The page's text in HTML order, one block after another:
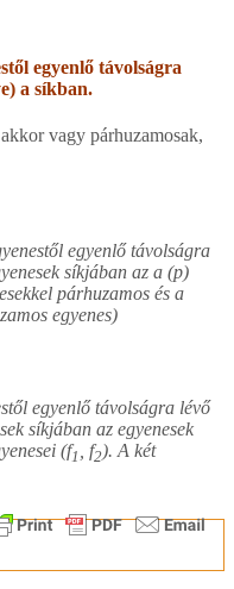
egyenlő távolságra
a síkban.
vagy párhuzamosak,
egyenlő távolságra
síkjában az a (p)
párhuzamos és a
egyenes)
egyenlő távolságra lévő
síkjában az egyenesek
(f1 , f2). A két